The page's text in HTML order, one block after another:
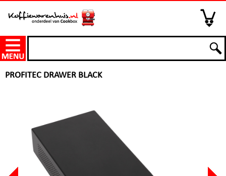
PROFITEC DRAWER BLACK